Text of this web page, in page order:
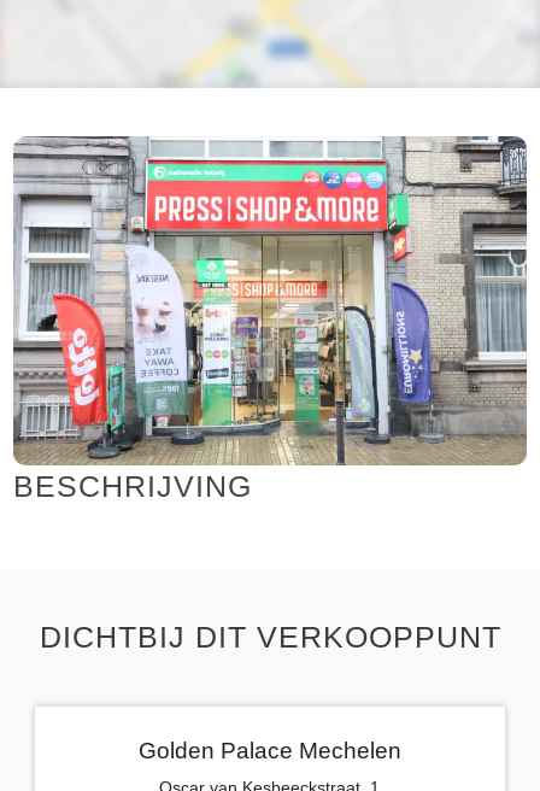
BESCHRIJVING
DICHTBIJ DIT VERKOOPPUNT
Golden Palace Mechelen
Oscar van Kesbeeckstraat, 1